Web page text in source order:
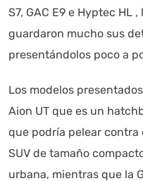
S7, GAC E9 e Hyptec HL
guardaron mucho sus
presentándolos poco a
Los modelos
Aion UT que es un
que podría pelear contra
SUV de tamaño
urbana, mientras que la